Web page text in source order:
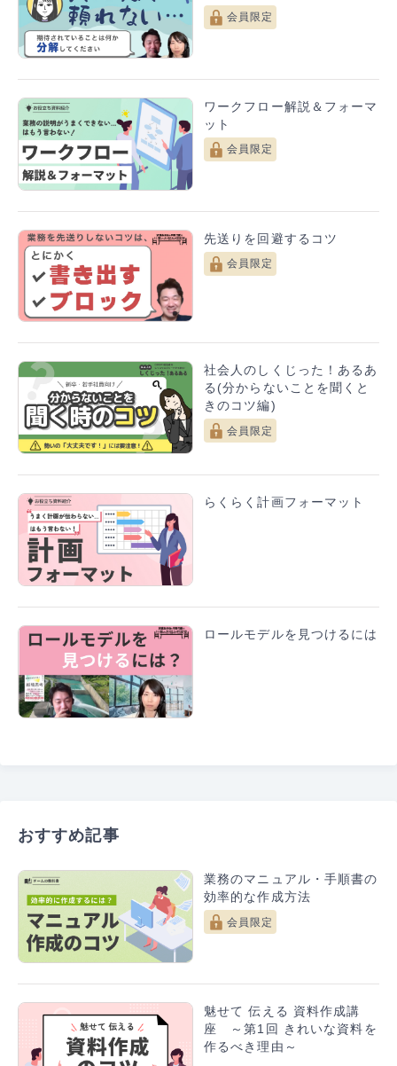
会員限定
ワークフロー解説＆フォーマ
ット
会員限定
先送りを回避するコツ
会員限定
社会人のしくじった！あるあ
る(分からないことを聞くと
きのコツ編)
会員限定
らくらく計画フォーマット
ロールモデルを見つけるには
おすすめ記事
業務のマニュアル・手順書の
効率的な作成方法
会員限定
魅せて 伝える 資料作成講
座 ～第1回 きれいな資料を
作るべき理由～